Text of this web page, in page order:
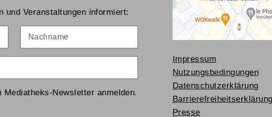
und Veranstaltungen informiert:
Newsletter anmelden.
Impressum
Nutzungsbedingungen
Datenschutzerklärung
Barrierefreiheitserklärung
Presse